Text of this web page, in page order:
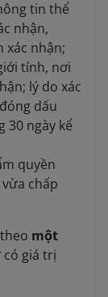
tin thể
nhận,
xác nhận;
tính, nơi
lý do xác
dấu
30 ngày kể
quyền
chấp
một
có giá trị